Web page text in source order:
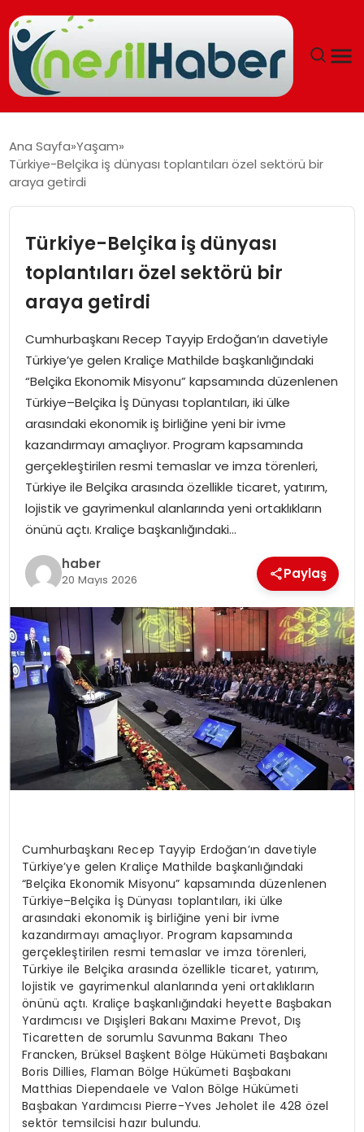
GÜNCEL
SOSYAL HABER
SPOR
EKONOMI
MAGAZIN
TEKNOLOJI
Ana Sayfa Yaşam
Türkiye-Belçika iş dünyası toplantıları özel sektörü bir
araya getirdi
Türkiye-Belçika iş dünyası
toplantıları özel sektörü bir
araya getirdi
Cumhurbaşkanı Recep Tayyip Erdoğan’ın davetiyle
Türkiye’ye gelen Kraliçe Mathilde başkanlığındaki
“Belçika Ekonomik Misyonu” kapsamında düzenlenen
Türkiye–Belçika İş Dünyası toplantıları, iki ülke
arasındaki ekonomik iş birliğine yeni bir ivme
kazandırmayı amaçlıyor. Program kapsamında
gerçekleştirilen resmi temaslar ve imza törenleri,
Türkiye ile Belçika arasında özellikle ticaret, yatırım,
lojistik ve gayrimenkul alanlarında yeni ortaklıkların
önünü açtı. Kraliçe başkanlığındaki…
haber
20 Mayıs 2026 Paylaş
Cumhurbaşkanı Recep Tayyip Erdoğan’ın davetiyle
Türkiye’ye gelen Kraliçe Mathilde başkanlığındaki
“Belçika Ekonomik Misyonu” kapsamında düzenlenen
Türkiye–Belçika İş Dünyası toplantıları, iki ülke
arasındaki ekonomik iş birliğine yeni bir ivme
kazandırmayı amaçlıyor. Program kapsamında
gerçekleştirilen resmi temaslar ve imza törenleri,
Türkiye ile Belçika arasında özellikle ticaret, yatırım,
lojistik ve gayrimenkul alanlarında yeni ortaklıkların
önünü açtı. Kraliçe başkanlığındaki heyette Başbakan
Yardımcısı ve Dışişleri Bakanı Maxime Prevot, Dış
Ticaretten de sorumlu Savunma Bakanı Theo
Francken, Brüksel Başkent Bölge Hükümeti Başbakanı
Boris Dillies, Flaman Bölge Hükümeti Başbakanı
Matthias Diependaele ve Valon Bölge Hükümeti
Başbakan Yardımcısı Pierre-Yves Jeholet ile 428 özel
sektör temsilcisi hazır bulundu.